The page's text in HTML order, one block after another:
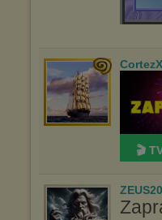
CortezX
🎬